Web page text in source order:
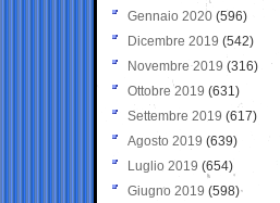
Gennaio 2020 (596)
Dicembre 2019 (542)
Novembre 2019 (316)
Ottobre 2019 (631)
Settembre 2019 (617)
Agosto 2019 (639)
Luglio 2019 (654)
Giugno 2019 (598)